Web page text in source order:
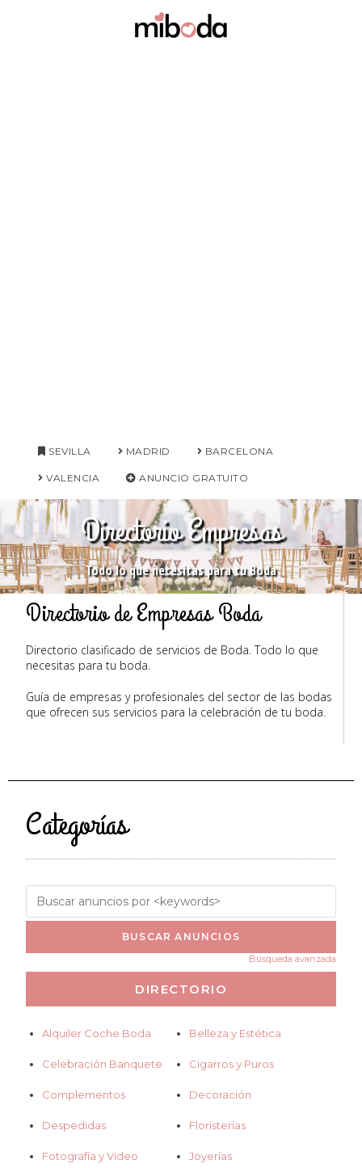
SEVILLA MADRID BARCELONA
VALENCIA ANUNCIO GRATUITO
Directorio Empresas
Todo lo que necesitas para tu Boda
Directorio de Empresas Boda
Directorio clasificado de servicios de Boda. Todo lo que
necesitas para tu boda.
Guía de empresas y profesionales del sector de las bodas
que ofrecen sus servicios para la celebración de tu boda.
Categorías
Búsqueda avanzada
Alquiler Coche Boda Belleza y Estética
Celebración Banquete Cigarros y Puros
Complementos Decoración
Despedidas Floristerías
Fotografía y Video Joyerías